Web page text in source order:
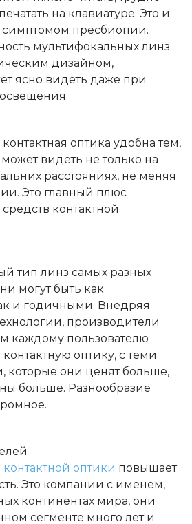
Это и
симптомом пресбиопии.
линз
дизайном,
даже при
оптика удобна тем,
не только на
расстояниях, не меняя
Это главный плюс
контактной
тип линз самых разных
могут быть как
и годичными. Внедряя
каждому пользователю
которые они ценят больше,
оптики повышает
Это компании с именем,
они
сегменте много лет и